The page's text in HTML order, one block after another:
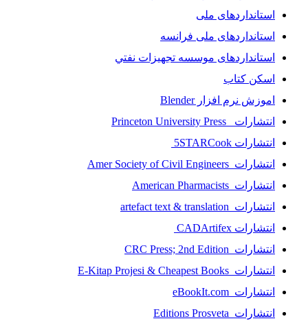
استانداردهای ملی
استانداردهای ملی فرانسه
استانداردهای موسسه تجهيزات نفتي
اسکن کتاب
اموزش نرم افزار Blender
انتشارات Princeton University Press
انتشارات ‎ 5STARCook
انتشارات Amer Society of Civil Engineers
انتشارات American Pharmacists
انتشارات artefact text & translation
انتشارات ‎ CADArtifex
انتشارات CRC Press; 2nd Edition
انتشارات E-Kitap Projesi & Cheapest Books
انتشارات eBookIt.com
انتشارات Editions Prosveta